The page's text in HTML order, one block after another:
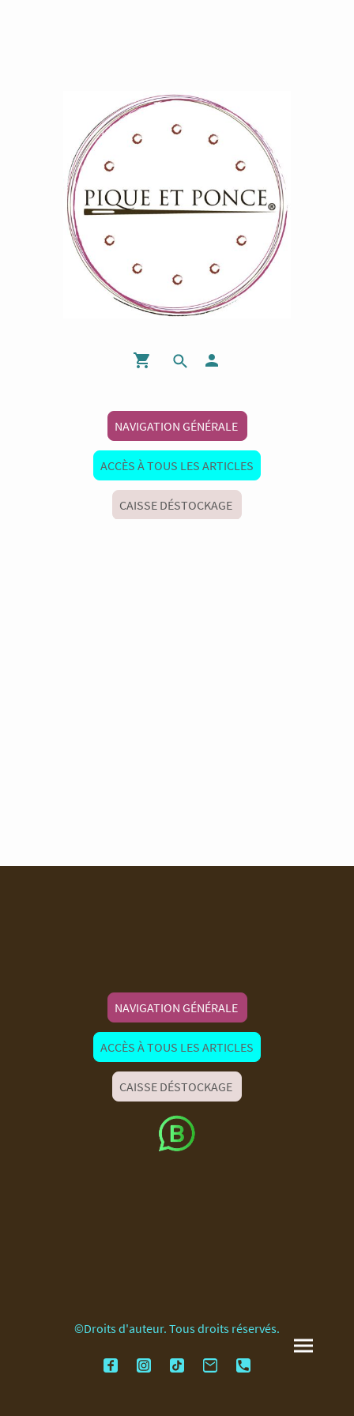
NAVIGATION GÉNÉRALE
ACCÈS À TOUS LES ARTICLES
CAISSE DÉSTOCKAGE
NAVIGATION GÉNÉRALE
ACCÈS À TOUS LES ARTICLES
CAISSE DÉSTOCKAGE
©Droits d'auteur. Tous droits réservés.